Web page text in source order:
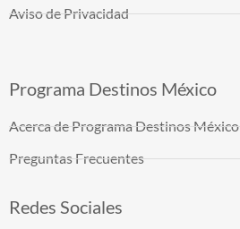
Aviso de Privacidad
Programa Destinos México
Acerca de Programa Destinos México
Preguntas Frecuentes
Redes Sociales